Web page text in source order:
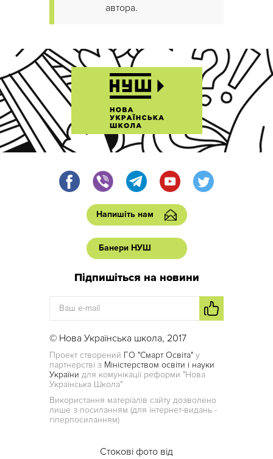
автора.
Напишіть нам
Банери НУШ
Підпишіться на новини
© Нова Українська школа, 2017
Проект створений ГО "Смарт Освіта" у
партнерстві з Міністерством освіти і науки
України для комунікації реформи "Нова
Українська Школа"
Використання матеріалів сайту дозволено
лише з посиланням (для інтернет-видань -
гіперпосиланням)
Стокові фото від